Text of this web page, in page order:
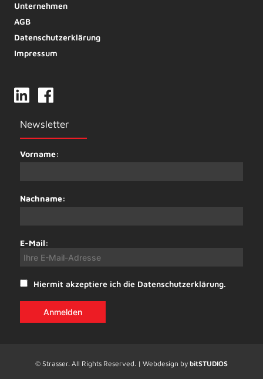
Unternehmen
AGB
Datenschutzerklärung
Impressum
Newsletter
Vorname:
Nachname:
E-Mail:
Hiermit akzeptiere ich die Datenschutzerklärung.
© Strasser. All Rights Reserved. | Webdesign by bitSTUDIOS